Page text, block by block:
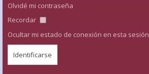
Olvidé mi contraseña
Recordar
Ocultar mi estado de conexión en esta sesión